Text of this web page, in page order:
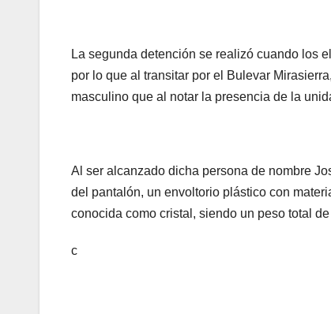
La segunda detención se realizó cuando los
por lo que al transitar por el Bulevar
masculino que al notar la presencia de la
Al ser alcanzado dicha persona de nombre
del pantalón, un envoltorio plástico con
conocida como cristal, siendo un peso total
c